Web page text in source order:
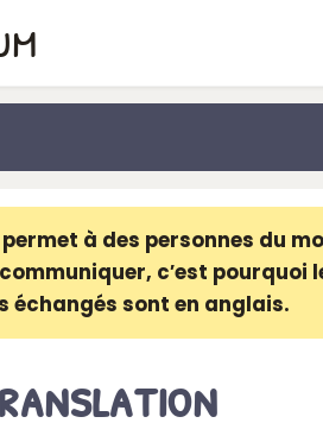
à des personnes du
c′est pourquoi
échangés sont en anglais.